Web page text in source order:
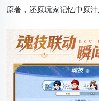
原著，还原玩家记忆中原汁